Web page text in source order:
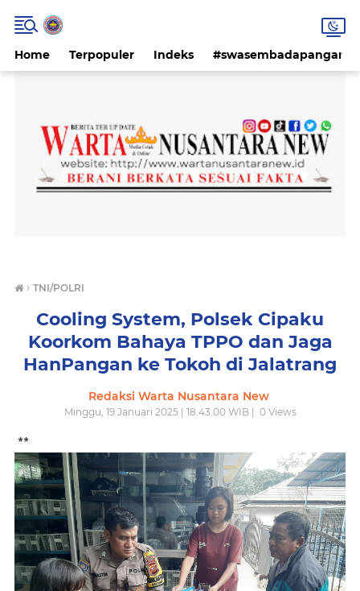
Home Terpopuler Indeks #swasembadapangan
› TNI/POLRI
Cooling System, Polsek Cipaku
Koorkom Bahaya TPPO dan Jaga
HanPangan ke Tokoh di Jalatrang
Redaksi Warta Nusantara New
Minggu, 19 Januari 2025 | 18.43.00 WIB | 0Views
**